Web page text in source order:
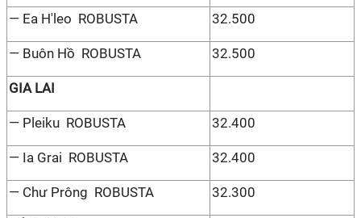
— Ea H'leo ROBUSTA 32.500
— Buôn Hồ ROBUSTA 32.500
GIA LAI
— Pleiku ROBUSTA 32.400
— Ia Grai ROBUSTA 32.400
— Chư Prông ROBUSTA 32.300